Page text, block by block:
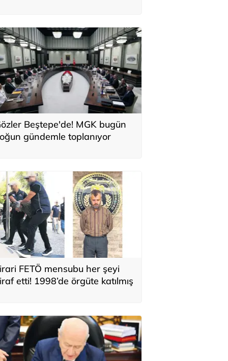
Beştepe'de! MGK bugün
gündemle toplanıyor
FETÖ mensubu her şeyi
etti! 1998’de örgüte katılmış